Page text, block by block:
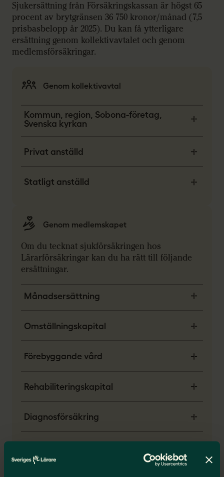
Sjukersättning från Försäkringskassan är högst 65
procent av brytgränsen 36 750 kronor/månad (7,5
prisbasbelopp år 2025). Du kan få ytterligare
ersättning genom kollektivavtalet och genom
medlemsförsäkringar.
Genom kollektivavtal
Kommun, region, Sobona-företag,
Svenska kyrkan
Privat anställd
Statligt anställd
Genom medlemskapet
Om du tecknat sjukförsäkringen hos
Lärarförsäkringar kan du ha rätt till följande
ersättningar.
Månadsersättning
Omställningskapital
Förebyggande vård
Rehabiliteringskapital
Diagnosförsäkring